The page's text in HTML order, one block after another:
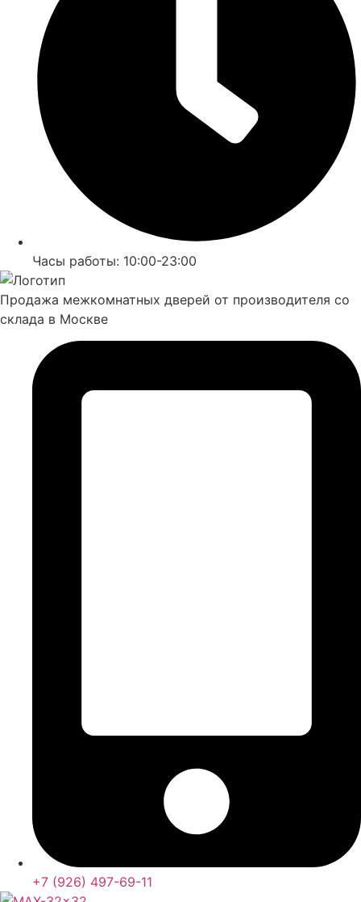
Часы работы: 10:00-23:00
Продажа межкомнатных дверей от производителя со
склада в Москве
+7 (926) 497-69-11